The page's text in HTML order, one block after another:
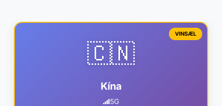
VINSÆL
🇨🇳
Kína
5G